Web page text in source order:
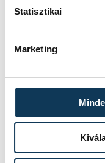
Statisztikai
Marketing